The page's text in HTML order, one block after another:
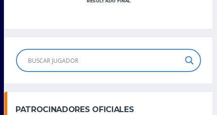
PATROCINADORES OFICIALES